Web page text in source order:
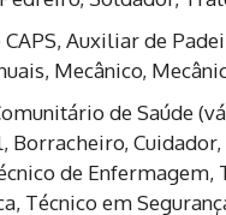
Auxiliar de
Mecânico,
de Saúde
Borracheiro,
de Enfermagem,
Técnico em